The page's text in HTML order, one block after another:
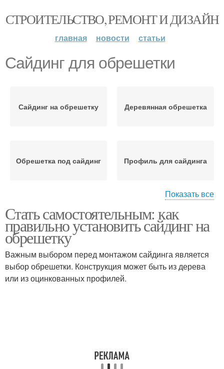
СТРОИТЕЛЬСТВО, РЕМОНТ И ДИЗАЙН
главная новости статьи
Сайдинг для обрешетки
Сайдинг на обрешетку Деревянная обрешетка
Обрешетка под сайдинг Профиль для сайдинга
Пластиковая обрешетка
сайдинга
Обрешетка для
цокольного сайдинга
Сайдинг на обрешетке
Показать все
Стать самостоятельным: как
правильно установить сайдинг на
обрешетку
Важным выбором перед монтажом сайдинга является
выбор обрешетки. Конструкция может быть из дерева
или из оцинкованных профилей.